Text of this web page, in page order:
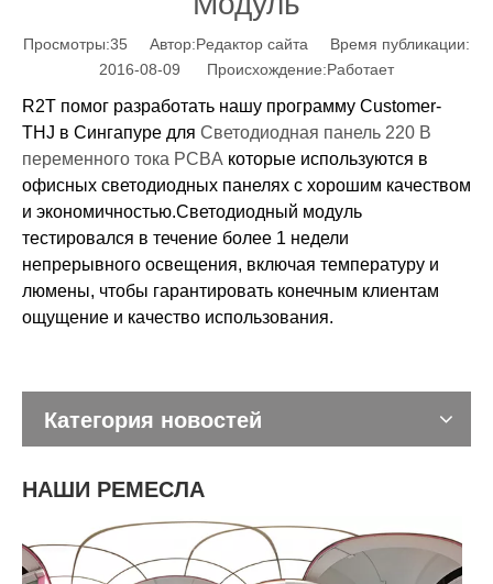
Просмотры:35 Автор:Pедактор сайта Время публикации:
2016-08-09 Происхождение:Работает
R2T помог разработать нашу программу Customer-
THJ в Сингапуре для Светодиодная панель 220 В
переменного тока PCBA которые используются в
офисных светодиодных панелях с хорошим качеством
и экономичностью.Светодиодный модуль
тестировался в течение более 1 недели
непрерывного освещения, включая температуру и
люмены, чтобы гарантировать конечным клиентам
ощущение и качество использования.
Категория новостей
НАШИ РЕМЕСЛА